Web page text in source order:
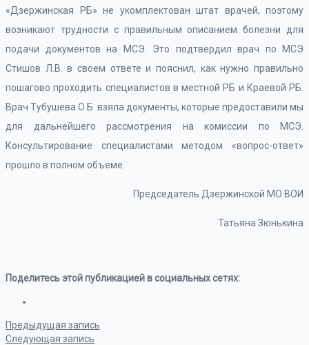
«Дзержинская РБ» не укомплектован штат врачей, поэтому
возникают трудности с правильным описанием болезни для
подачи документов на МСЭ. Это подтвердил врач по МСЭ
Стишов Л.В. в своем ответе и пояснил, как нужно правильно
пошагово проходить специалистов в местной РБ и Краевой РБ.
Врач Тубушева О.Б. взяла документы, которые предоставили мы
для дальнейшего рассмотрения на комиссии по МСЭ.
Консультирование специалистами методом «вопрос-ответ»
прошло в полном объеме.
Председатель Дзержинской МО ВОИ
Татьяна Зюнькина
Поделитесь этой публикацией в социальных сетях:
Предыдущая запись
Следующая запись